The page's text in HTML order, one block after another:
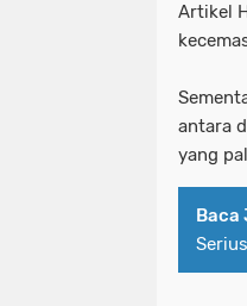
Artikel
antara
yang
Baca
Serius